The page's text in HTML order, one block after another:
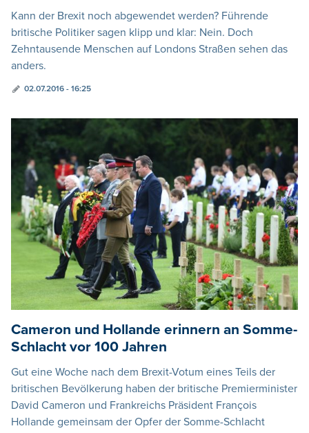
Kann der Brexit noch abgewendet werden? Führende
britische Politiker sagen klipp und klar: Nein. Doch
Zehntausende Menschen auf Londons Straßen sehen das
anders.
02.07.2016 - 16:25
Cameron und Hollande erinnern an Somme-
Schlacht vor 100 Jahren
Gut eine Woche nach dem Brexit-Votum eines Teils der
britischen Bevölkerung haben der britische Premierminister
David Cameron und Frankreichs Präsident François
Hollande gemeinsam der Opfer der Somme-Schlacht